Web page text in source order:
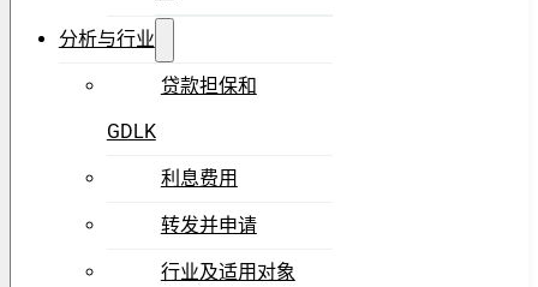
分析与行业
贷款担保和
GDLK
利息费用
转发并申请
行业及适用对象